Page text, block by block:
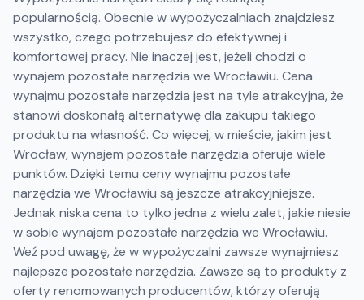
popularnością. Obecnie w wypożyczalniach znajdziesz
wszystko, czego potrzebujesz do efektywnej i
komfortowej pracy. Nie inaczej jest, jeżeli chodzi o
wynajem pozostałe narzędzia we Wrocławiu. Cena
wynajmu pozostałe narzędzia jest na tyle atrakcyjna, że
stanowi doskonałą alternatywę dla zakupu takiego
produktu na własność. Co więcej, w mieście, jakim jest
Wrocław, wynajem pozostałe narzędzia oferuje wiele
punktów. Dzięki temu ceny wynajmu pozostałe
narzędzia we Wrocławiu są jeszcze atrakcyjniejsze.
Jednak niska cena to tylko jedna z wielu zalet, jakie niesie
w sobie wynajem pozostałe narzędzia we Wrocławiu.
Weź pod uwagę, że w wypożyczalni zawsze wynajmiesz
najlepsze pozostałe narzędzia. Zawsze są to produkty z
oferty renomowanych producentów, którzy oferują